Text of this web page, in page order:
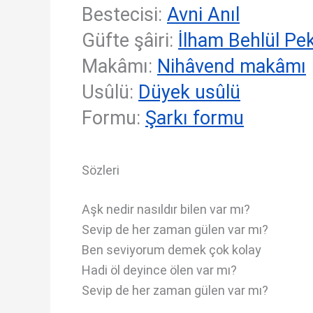
Bestecisi: Avni Anıl
Güfte şâiri: İlham Behlül
Makâmı: Nihâvend makâmı
Usûlü: Düyek usûlü
Formu: Şarkı formu
Sözleri
Aşk nedir nasıldır bilen var mı?
Sevip de her zaman gülen var mı?
Ben seviyorum demek çok kolay
Hadi öl deyince ölen var mı?
Sevip de her zaman gülen var mı?